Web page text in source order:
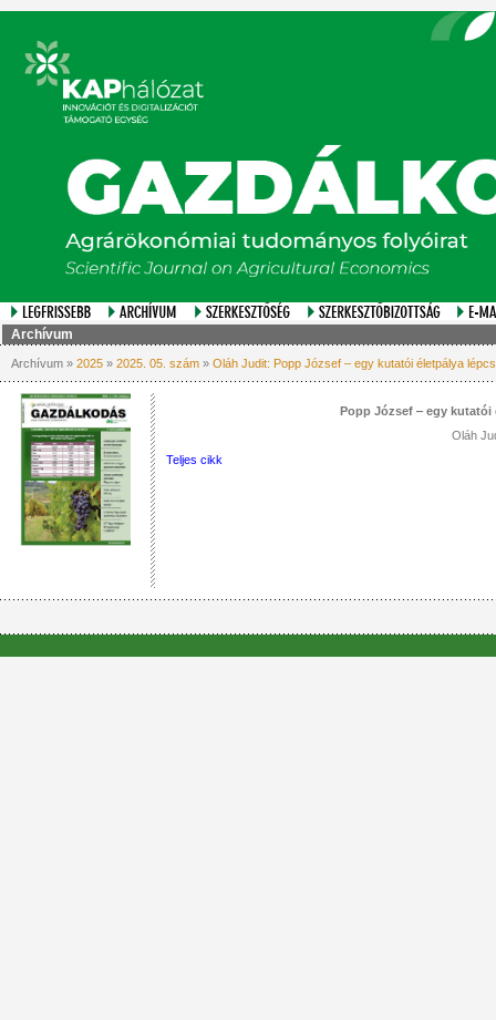
Archívum
Archívum » 2025 » 2025. 05. szám » Oláh Judit: Popp József ‒ egy kutatói életpálya
Popp József ‒ egy
Oláh
Teljes cikk